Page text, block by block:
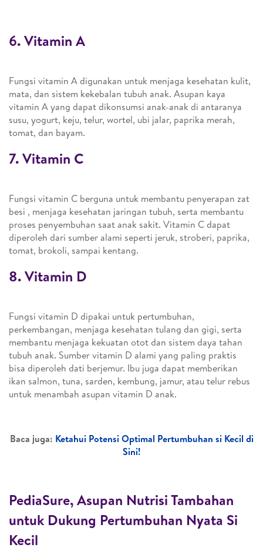
6. Vitamin A
Fungsi vitamin A digunakan untuk menjaga kesehatan kulit,
mata, dan sistem kekebalan tubuh anak. Asupan kaya
vitamin A yang dapat dikonsumsi anak-anak di antaranya
susu, yogurt, keju, telur, wortel, ubi jalar, paprika merah,
tomat, dan bayam.
7. Vitamin C
Fungsi vitamin C berguna untuk membantu penyerapan zat
besi , menjaga kesehatan jaringan tubuh, serta membantu
proses penyembuhan saat anak sakit. Vitamin C dapat
diperoleh dari sumber alami seperti jeruk, stroberi, paprika,
tomat, brokoli, sampai kentang.
8. Vitamin D
Fungsi vitamin D dipakai untuk pertumbuhan,
perkembangan, menjaga kesehatan tulang dan gigi, serta
membantu menjaga kekuatan otot dan sistem daya tahan
tubuh anak. Sumber vitamin D alami yang paling praktis
bisa diperoleh dati berjemur. Ibu juga dapat memberikan
ikan salmon, tuna, sarden, kembung, jamur, atau telur rebus
untuk menambah asupan vitamin D anak.
Baca juga: Ketahui Potensi Optimal Pertumbuhan si Kecil di
Sini!
PediaSure, Asupan Nutrisi Tambahan
untuk Dukung Pertumbuhan Nyata Si
Kecil